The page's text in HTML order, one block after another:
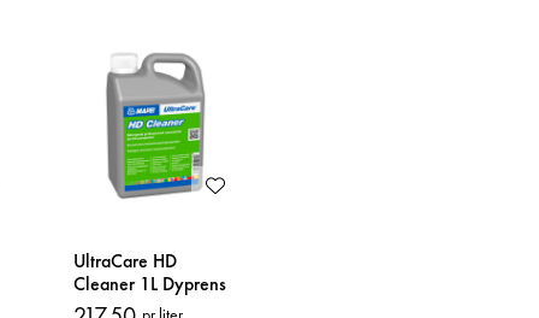
UltraCare HD
Cleaner 1L Dyprens